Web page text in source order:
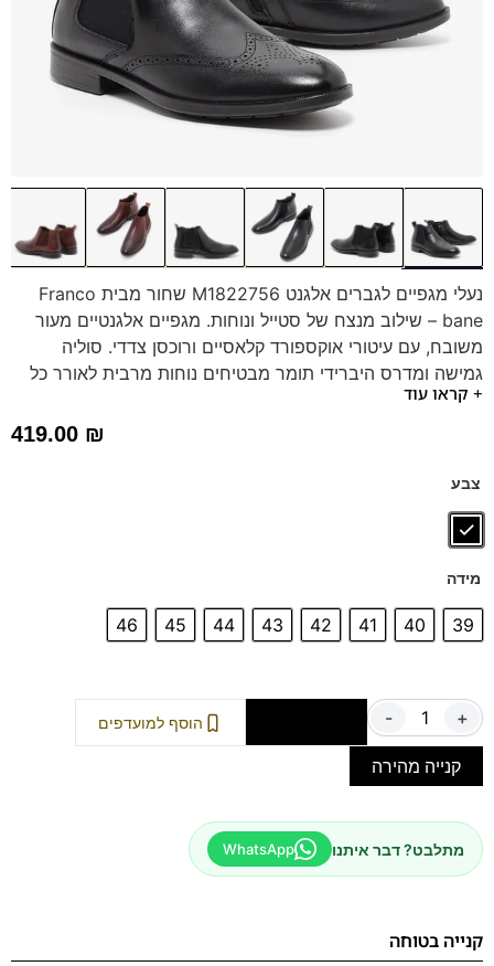
נעלי מגפיים לגברים אלגנט M1822756 שחור מבית Franco
bane – שילוב מנצח של סטייל ונוחות. מגפיים אלגנטיים מעור
משובח, עם עיטורי אוקספורד קלאסיים ורוכסן צדדי. סוליה
גמישה ומדרס היברידי תומך מבטיחים נוחות מרבית לאורך כל
היום. הנעליים מושלמות לעבודה, לפגישות או לבילוי לילי. בחרו
בסטייל איטלקי ותיהנו מנעליים איכותיות שישדרגו כל הופעה.
+ קראו עוד
419.00 ₪
צבע
מידה
39
40
41
42
43
44
45
46
- + הוסף למועדפים
קנייה מהירה
מתלבט? דבר איתנו WhatsApp
קנייה בטוחה